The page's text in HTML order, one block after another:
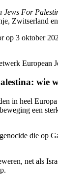
Jews For
Zwitserland
op 3 oktober
European
wie
in heel
een
die op
net als